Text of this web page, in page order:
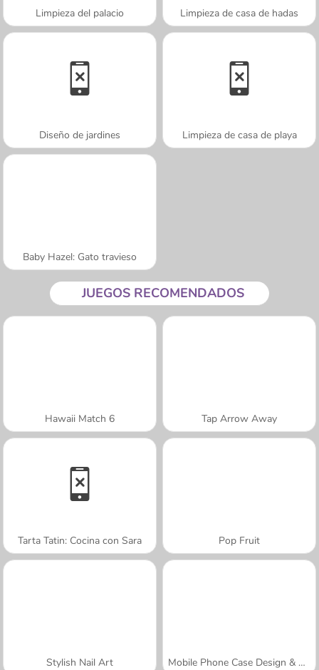
Limpieza del palacio Limpieza de casa de hadas
Diseño de jardines Limpieza de casa de playa
Baby Hazel: Gato travieso
JUEGOS RECOMENDADOS
Hawaii Match 6 Tap Arrow Away
Tarta Tatin: Cocina con Sara Pop Fruit
Stylish Nail Art Mobile Phone Case Design & DIY